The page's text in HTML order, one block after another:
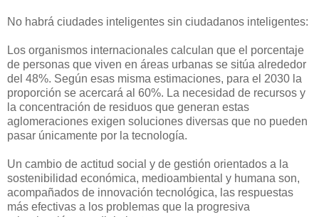
No habrá ciudades inteligentes sin ciudadanos inteligentes:
Los organismos internacionales calculan que el porcentaje
de personas que viven en áreas urbanas se sitúa alrededor
del 48%. Según esas misma estimaciones, para el 2030 la
proporción se acercará al 60%. La necesidad de recursos y
la concentración de residuos que generan estas
aglomeraciones exigen soluciones diversas que no pueden
pasar únicamente por la tecnología.
Un cambio de actitud social y de gestión orientados a la
sostenibilidad económica, medioambiental y humana son,
acompañados de innovación tecnológica, las respuestas
más efectivas a los problemas que la progresiva